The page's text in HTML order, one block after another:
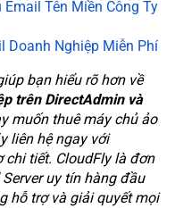
Tên Miền Công Ty
Doanh Nghiệp Miễn Phí
bạn hiểu rõ hơn về
trên DirectAdmin và
muốn thuê máy chủ ảo
liên hệ ngay với
chi tiết. CloudFly là đơn
uy tín hàng đầu
hỗ trợ và giải quyết mọi